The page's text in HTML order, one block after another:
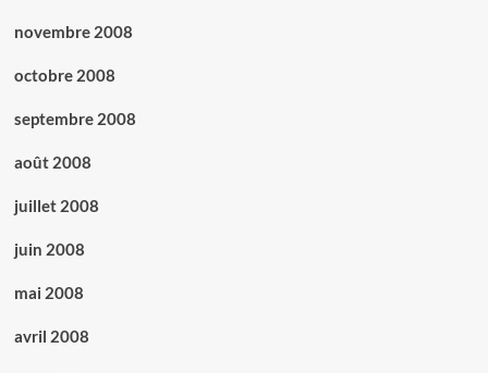
novembre 2008
octobre 2008
septembre 2008
août 2008
juillet 2008
juin 2008
mai 2008
avril 2008